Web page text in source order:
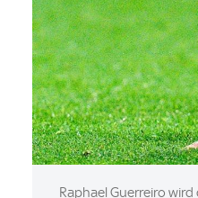
Image:
Raphael Guerreiro